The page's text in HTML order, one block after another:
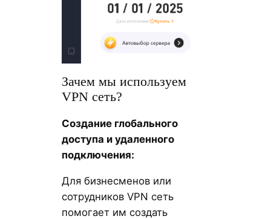
Зачем мы используем
VPN сеть?
Создание глобального
доступа и удаленного
подключения:
Для бизнесменов или
сотрудников VPN сеть
помогает им создать